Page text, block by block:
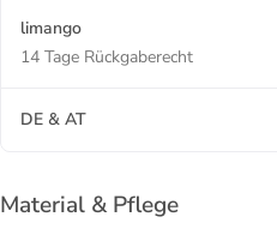
limango
14 Tage Rückgaberecht
DE & AT
Material & Pflege